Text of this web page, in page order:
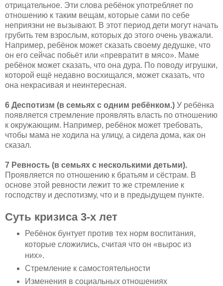
отрицательное. Эти слова ребёнок употребляет по
отношению к таким вещам, которые сами по себе
неприязни не вызывают. В этот период дети могут начать
грубить тем взрослым, которых до этого очень уважали.
Например, ребёнок может сказать своему дедушке, что
он его сейчас побьёт или «превратит в мясо». Маме
ребёнок может сказать, что она дура. По поводу игрушки,
которой ещё недавно восхищался, может сказать, что
она некрасивая и неинтересная.
6 Деспотизм (в семьях с одним ребёнком.) У ребёнка
появляется стремление проявлять власть по отношению
к окружающим. Например, ребёнок может требовать,
чтобы мама не ходила на улицу, а сидела дома, как он
сказал.
7 Ревность (в семьях с несколькими детьми).
Проявляется по отношению к братьям и сёстрам. В
основе этой ревности лежит то же стремление к
господству и деспотизму, что и в предыдущем пункте.
Суть кризиса 3-х лет
Ребёнок бунтует против тех норм воспитания,
которые сложились, считая что он «вырос из
них».
Стремление к самостоятельности
Изменения в социальных отношениях